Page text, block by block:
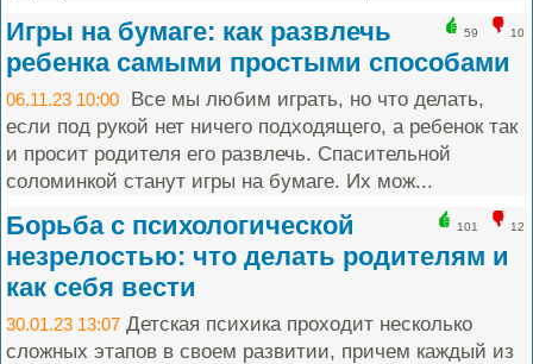
59 10
Игры на бумаге: как развлечь
ребенка самыми простыми способами
06.11.23 10:00 Все мы любим играть, но что делать,
если под рукой нет ничего подходящего, а ребенок так
и просит родителя его развлечь. Спасительной
соломинкой станут игры на бумаге. Их мож...
101 12
Борьба с психологической
незрелостью: что делать родителям и
как себя вести
30.01.23 13:07 Детская психика проходит несколько
сложных этапов в своем развитии, причем каждый из